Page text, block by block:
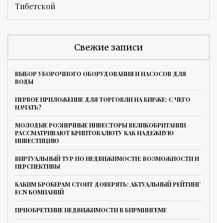
Тибетской
Свежие записи
ВЫБОР УБОРОЧНОГО ОБОРУДОВАНИЯ И НАСОСОВ ДЛЯ
ВОДЫ
ПЕРВОЕ ПРИЛОЖЕНИЕ ДЛЯ ТОРГОВЛИ НА БИРЖЕ: С ЧЕГО
НАЧАТЬ?
МОЛОДЫЕ РОЗНИЧНЫЕ ИНВЕСТОРЫ ВЕЛИКОБРИТАНИИ
РАССМАТРИВАЮТ КРИПТОВАЛЮТУ КАК НАДЕЖНУЮ
ИНВЕСТИЦИЮ
ВИРТУАЛЬНЫЙ ТУР ПО НЕДВИЖИМОСТИ: ВОЗМОЖНОСТИ И
ПЕРСПЕКТИВЫ
КАКИМ БРОКЕРАМ СТОИТ ДОВЕРЯТЬ: АКТУАЛЬНЫЙ РЕЙТИНГ
ECN КОМПАНИЙ
ПРИОБРЕТЕНИЕ НЕДВИЖИМОСТИ В БИРМИНГЕМЕ